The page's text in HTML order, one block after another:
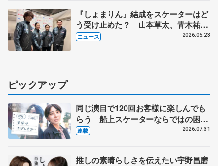
『しょまりん』結成をスケーターはど
う受け止めた？ 山本草太、青木祐奈
ら発表から一夜明けてコメント
ニュース 2026.05.23
ピックアップ
同じ演目で120回お客様に楽しんでも
らう 船上スケーターならではの困難
とは 影響あったPIW前キャプテン松
連載 2026.07.31
推しの素晴らしさを伝えたい宇野昌磨